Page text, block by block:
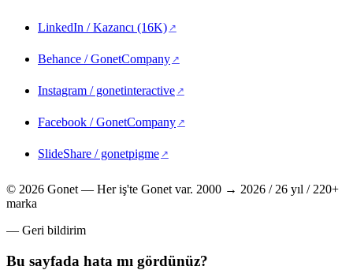
LinkedIn / Kazancı (16K)
(yeni sekmede açılır)
Behance / GonetCompany
(yeni sekmede açılır)
Instagram / gonetinteractive
(yeni sekmede açılır)
Facebook / GonetCompany
(yeni sekmede açılır)
SlideShare / gonetpigme
(yeni sekmede açılır)
© 2026 Gonet — Her iş'te Gonet var. 2000 → 2026 / 26 yıl / 220+
marka
— Geri bildirim
Bu sayfada hata mı gördünüz?